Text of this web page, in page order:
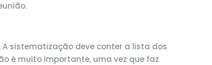
sistematização deve conter a lista dos
é muito importante, uma vez que faz